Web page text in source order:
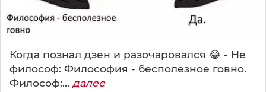
Когда познал дзен и разочаровался 😂 - Не
философ: Философия - бесполезное говно.
Философ:... далее